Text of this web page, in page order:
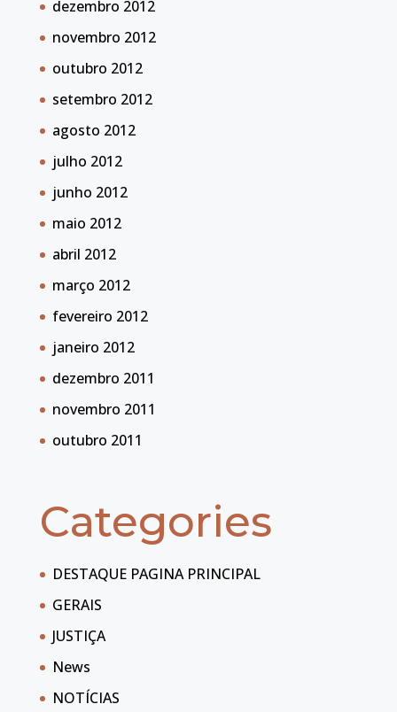
dezembro 2012
novembro 2012
outubro 2012
setembro 2012
agosto 2012
julho 2012
junho 2012
maio 2012
abril 2012
março 2012
fevereiro 2012
janeiro 2012
dezembro 2011
novembro 2011
outubro 2011
Categories
DESTAQUE PAGINA PRINCIPAL
GERAIS
JUSTIÇA
News
NOTÍCIAS